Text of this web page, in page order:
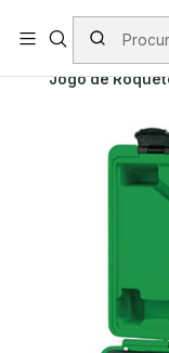
PORTES
Início
Jogo de